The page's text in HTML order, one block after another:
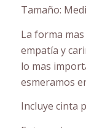
Tamaño:
La forma
empatía y
lo mas
esmeramos
Incluye cinta